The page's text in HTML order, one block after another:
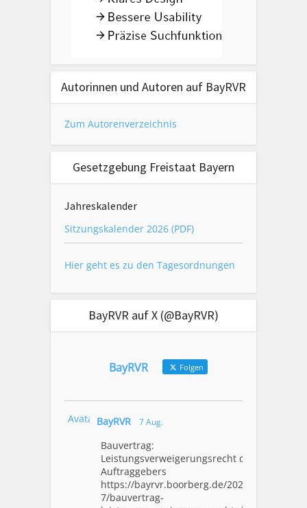
Autorinnen und Autoren auf BayRVR
Zum Autorenverzeichnis
Gesetzgebung Freistaat Bayern
Jahreskalender
Sitzungskalender 2026 (PDF)
Hier geht es zu den Tagesordnungen
BayRVR auf X (@BayRVR)
BayRVR Folgen
Avatar BayRVR 7 Aug.
Bauvertrag:
Leistungsverweigerungsrecht des
Auftraggebers
https://bayrvr.boorberg.de/2026/08/0
7/bauvertrag-